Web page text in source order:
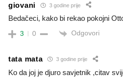
giovani 3 godine prije
Bedačeci, kako bi rekao pokojni
3 0 Odgovori
tata mata 3 godine prije
Ko da joj je djuro savjetnik ,citav